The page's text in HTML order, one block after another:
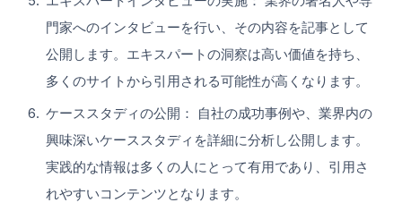
門家へのインタビューを行い、その内容を記事として
公開します。エキスパートの洞察は高い価値を持ち、
多くのサイトから引用される可能性が高くなります。
ケーススタディの公開： 自社の成功事例や、業界内の
興味深いケーススタディを詳細に分析し公開します。
実践的な情報は多くの人にとって有用であり、引用さ
れやすいコンテンツとなります。